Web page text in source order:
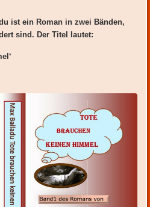
ist ein Roman in zwei Bänden,
sind. Der Titel lautet: